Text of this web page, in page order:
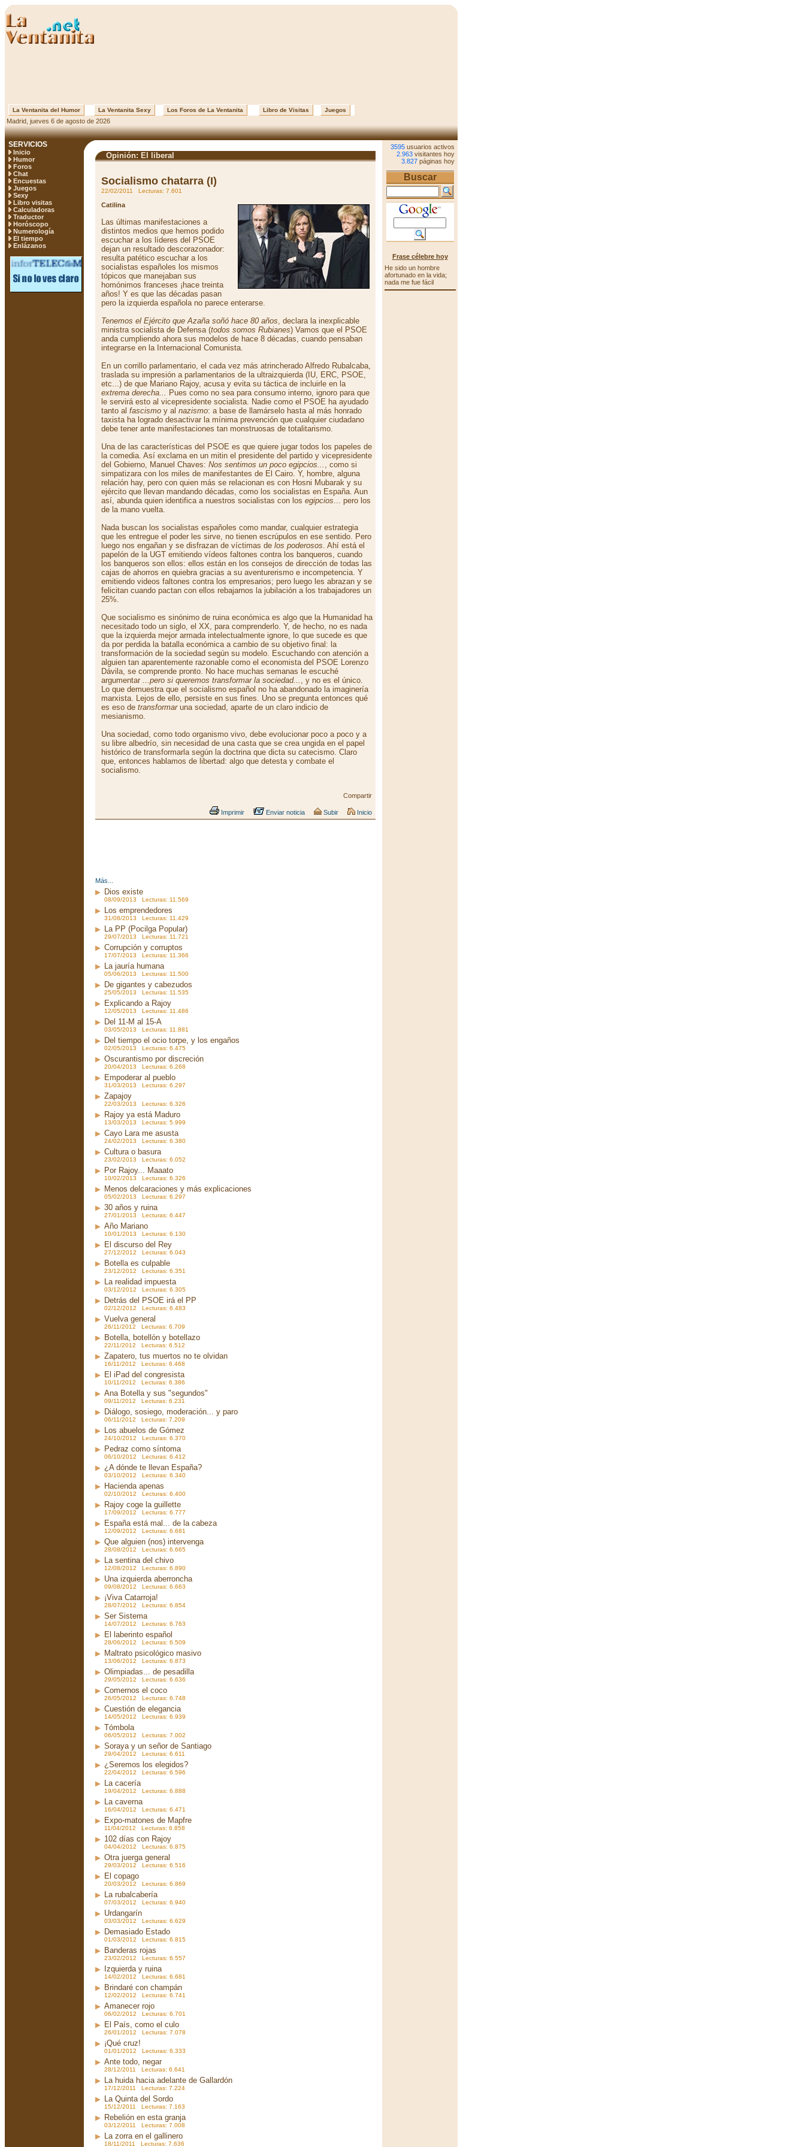
La Ventanita del Humor La Ventanita Sexy Los Foros de La Ventanita Libro de Visitas Juegos
Madrid, jueves 6 de agosto de 2026
SERVICIOS
Inicio
Humor
Foros
Chat
Encuestas
Juegos
Sexy
Libro visitas
Calculadoras
Traductor
Horóscopo
Numerología
El tiempo
Enlázanos
Opinión: El liberal
Socialismo chatarra (I)
22/02/2011 Lecturas: 7.601
Catilina
Las últimas manifestaciones a
distintos medios que hemos podido
escuchar a los líderes del PSOE
dejan un resultado descorazonador:
resulta patético escuchar a los
socialistas españoles los mismos
tópicos que manejaban sus
homónimos franceses ¡hace treinta
años! Y es que las décadas pasan
pero la izquierda española no parece enterarse.
Tenemos el Ejército que Azaña soñó hace 80 años, declara la inexplicable
ministra socialista de Defensa (todos somos Rubianes) Vamos que el PSOE
anda cumpliendo ahora sus modelos de hace 8 décadas, cuando pensaban
integrarse en la Internacional Comunista.
En un corrillo parlamentario, el cada vez más atrincherado Alfredo Rubalcaba,
traslada su impresión a parlamentarios de la ultraizquierda (IU, ERC, PSOE,
etc...) de que Mariano Rajoy, acusa y evita su táctica de incluirle en la
extrema derecha... Pues como no sea para consumo interno, ignoro para que
le servirá esto al vicepresidente socialista. Nadie como el PSOE ha ayudado
tanto al fascismo y al nazismo: a base de llamárselo hasta al más honrado
taxista ha logrado desactivar la mínima prevención que cualquier ciudadano
debe tener ante manifestaciones tan monstruosas de totalitarismo.
Una de las características del PSOE es que quiere jugar todos los papeles de
la comedia. Así exclama en un mitin el presidente del partido y vicepresidente
del Gobierno, Manuel Chaves: Nos sentimos un poco egipcios... , como si
simpatizara con los miles de manifestantes de El Cairo. Y, hombre, alguna
relación hay, pero con quien más se relacionan es con Hosni Mubarak y su
ejército que llevan mandando décadas, como los socialistas en España. Aun
así, abunda quien identifica a nuestros socialistas con los egipcios... pero los
de la mano vuelta.
Nada buscan los socialistas españoles como mandar, cualquier estrategia
que les entregue el poder les sirve, no tienen escrúpulos en ese sentido. Pero
luego nos engañan y se disfrazan de víctimas de los poderosos. Ahí está el
papelón de la UGT emitiendo vídeos faltones contra los banqueros, cuando
los banqueros son ellos: ellos están en los consejos de dirección de todas las
cajas de ahorros en quiebra gracias a su aventurerismo e incompetencia. Y
emitiendo videos faltones contra los empresarios; pero luego les abrazan y se
felicitan cuando pactan con ellos rebajarnos la jubilación a los trabajadores un
25%.
Que socialismo es sinónimo de ruina económica es algo que la Humanidad ha
necesitado todo un siglo, el XX, para comprenderlo. Y, de hecho, no es nada
que la izquierda mejor armada intelectualmente ignore, lo que sucede es que
da por perdida la batalla económica a cambio de su objetivo final: la
transformación de la sociedad según su modelo. Escuchando con atención a
alguien tan aparentemente razonable como el economista del PSOE Lorenzo
Dávila, se comprende pronto. No hace muchas semanas le escuché
argumentar ...pero si queremos transformar la sociedad... , y no es el único.
Lo que demuestra que el socialismo español no ha abandonado la imaginería
marxista. Lejos de ello, persiste en sus fines. Uno se pregunta entonces qué
es eso de transformaruna sociedad, aparte de un claro indicio de
mesianismo.
Una sociedad, como todo organismo vivo, debe evolucionar poco a poco y a
su libre albedrío, sin necesidad de una casta que se crea ungida en el papel
histórico de transformarla según la doctrina que dicta su catecismo. Claro
que, entonces hablamos de libertad: algo que detesta y combate el
socialismo.
Compartir
Imprimir Enviar noticia Subir Inicio
Más...
Dios existe
08/09/2013 Lecturas: 11.569
Los emprendedores
31/08/2013 Lecturas: 11.429
La PP (Pocilga Popular)
29/07/2013 Lecturas: 11.721
Corrupción y corruptos
17/07/2013 Lecturas: 11.366
La jauría humana
05/06/2013 Lecturas: 11.500
De gigantes y cabezudos
25/05/2013 Lecturas: 11.535
Explicando a Rajoy
12/05/2013 Lecturas: 11.486
Del 11-M al 15-A
03/05/2013 Lecturas: 11.881
Del tiempo el ocio torpe, y los engaños
02/05/2013 Lecturas: 6.475
Oscurantismo por discreción
20/04/2013 Lecturas: 6.268
Empoderar al pueblo
31/03/2013 Lecturas: 6.297
Zapajoy
22/03/2013 Lecturas: 6.326
Rajoy ya está Maduro
13/03/2013 Lecturas: 5.999
Cayo Lara me asusta
24/02/2013 Lecturas: 6.380
Cultura o basura
23/02/2013 Lecturas: 6.052
Por Rajoy... Maaato
10/02/2013 Lecturas: 6.326
Menos delcaraciones y más explicaciones
05/02/2013 Lecturas: 6.297
30 años y ruina
27/01/2013 Lecturas: 6.447
Año Mariano
10/01/2013 Lecturas: 6.130
El discurso del Rey
27/12/2012 Lecturas: 6.043
Botella es culpable
23/12/2012 Lecturas: 6.351
La realidad impuesta
03/12/2012 Lecturas: 6.305
Detrás del PSOE irá el PP
02/12/2012 Lecturas: 6.483
Vuelva general
26/11/2012 Lecturas: 6.709
Botella, botellón y botellazo
22/11/2012 Lecturas: 6.512
Zapatero, tus muertos no te olvidan
16/11/2012 Lecturas: 6.468
El iPad del congresista
10/11/2012 Lecturas: 6.386
Ana Botella y sus "segundos"
09/11/2012 Lecturas: 6.231
Diálogo, sosiego, moderación... y paro
06/11/2012 Lecturas: 7.209
Los abuelos de Gómez
24/10/2012 Lecturas: 6.370
Pedraz como síntoma
06/10/2012 Lecturas: 6.412
¿A dónde te llevan España?
03/10/2012 Lecturas: 6.340
Hacienda apenas
02/10/2012 Lecturas: 6.400
Rajoy coge la guillette
17/09/2012 Lecturas: 6.777
España está mal... de la cabeza
12/09/2012 Lecturas: 6.681
Que alguien (nos) intervenga
28/08/2012 Lecturas: 6.665
La sentina del chivo
12/08/2012 Lecturas: 6.890
Una izquierda aberroncha
09/08/2012 Lecturas: 6.663
¡Viva Catarroja!
28/07/2012 Lecturas: 6.854
Ser Sistema
14/07/2012 Lecturas: 6.763
El laberinto español
28/06/2012 Lecturas: 6.509
Maltrato psicológico masivo
13/06/2012 Lecturas: 6.873
Olimpiadas... de pesadilla
29/05/2012 Lecturas: 6.636
Comernos el coco
26/05/2012 Lecturas: 6.748
Cuestión de elegancia
14/05/2012 Lecturas: 6.939
Tómbola
06/05/2012 Lecturas: 7.002
Soraya y un señor de Santiago
29/04/2012 Lecturas: 6.611
¿Seremos los elegidos?
22/04/2012 Lecturas: 6.596
La cacería
19/04/2012 Lecturas: 6.888
La caverna
16/04/2012 Lecturas: 6.471
Expo-matones de Mapfre
11/04/2012 Lecturas: 6.858
102 días con Rajoy
04/04/2012 Lecturas: 6.875
Otra juerga general
29/03/2012 Lecturas: 6.516
El copago
20/03/2012 Lecturas: 6.869
La rubalcabería
07/03/2012 Lecturas: 6.940
Urdangarín
03/03/2012 Lecturas: 6.629
Demasiado Estado
01/03/2012 Lecturas: 6.815
Banderas rojas
23/02/2012 Lecturas: 6.557
Izquierda y ruina
14/02/2012 Lecturas: 6.681
Brindaré con champán
12/02/2012 Lecturas: 6.741
Amanecer rojo
06/02/2012 Lecturas: 6.701
El País, como el culo
26/01/2012 Lecturas: 7.078
¡Qué cruz!
01/01/2012 Lecturas: 6.333
Ante todo, negar
28/12/2011 Lecturas: 6.641
La huida hacia adelante de Gallardón
17/12/2011 Lecturas: 7.224
La Quinta del Sordo
15/12/2011 Lecturas: 7.163
Rebelión en esta granja
03/12/2011 Lecturas: 7.008
La zorra en el gallinero
18/11/2011 Lecturas: 7.636
3595 usuarios activos
2.963 visitantes hoy
3.827 páginas hoy
Buscar
Frase célebre hoy
He sido un hombre
afortunado en la vida;
nada me fue fácil